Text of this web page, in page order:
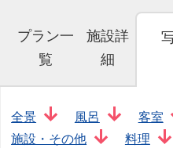
プラン一
覧
施設詳
細
全景 風呂 客室
施設・その他
料理